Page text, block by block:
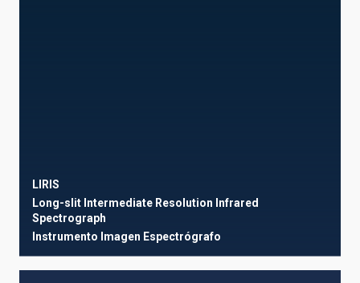
LIRIS
Long-slit Intermediate Resolution Infrared
Spectrograph
Instrumento Imagen Espectrógrafo